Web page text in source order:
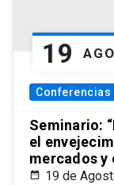
19 AGO
Conferencias
Seminario:
el
mercados y
19 de